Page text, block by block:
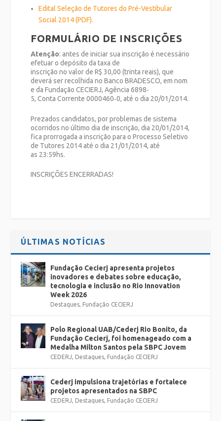
Edital Seleção de Tutores do Pré-Vestibular
Social 2014 (PDF).
FORMULÁRIO DE INSCRIÇÕES
Atenção: antes de iniciar sua inscrição é necessário
efetuar o depósito da taxa de
inscrição no valor de R$ 30,00 (trinta reais), que
deverá ser recolhida no Banco BRADESCO, em nom
e da Fundação CECIERJ, Agência 6898‐
5, Conta Corrente 0000460‐0, até o dia 20/01/2014.
Prezados candidatos, por problemas de sistema
ocorridos no último dia de inscrição, dia 20/01/2014,
fica prorrogada a inscrição para o Processo Seletivo
de Tutores 2014 até o dia 21/01/2014, até
as 23:59hs.
INSCRIÇÕES ENCERRADAS!
ÚLTIMAS NOTÍCIAS
Fundação Cecierj apresenta projetos
inovadores e debates sobre educação,
tecnologia e inclusão no Rio Innovation
Week 2026
Destaques, Fundação CECIERJ
Polo Regional UAB/Cederj Rio Bonito, da
Fundação Cecierj, foi homenageado com a
Medalha Milton Santos pela SBPC Jovem
CEDERJ, Destaques, Fundação CECIERJ
Cederj impulsiona trajetórias e fortalece
projetos apresentados na SBPC
CEDERJ, Destaques, Fundação CECIERJ